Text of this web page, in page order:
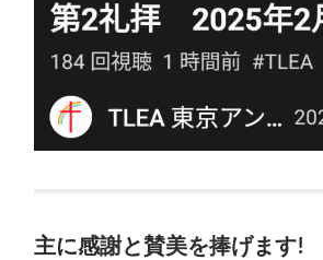
主に感謝と賛美を捧げます!